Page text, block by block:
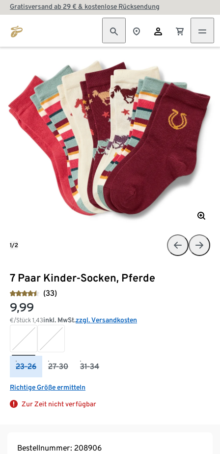
Gratisversand ab 29 € & kostenlose Rücksendung
7 Paar Kinder-Socken, Pferde
(33)
9,99
€/Stück 1,43inkl. MwSt.zzgl. Versandkosten
23-26 27-30 31-34
Richtige Größe ermitteln
Zur Zeit nicht verfügbar
1/2
Bestellnummer: 208906